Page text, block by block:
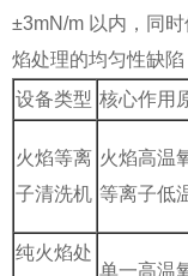
±3mN/m 以内，同
焰处理的均匀性缺陷
设备类型 核心作用
火焰等离
子清洗机
火焰高温
等离子低
纯火焰处
单一高温